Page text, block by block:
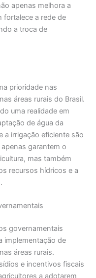
apenas melhora a
fortalece a rede de
a troca de
prioridade nas
áreas rurais do Brasil.
uma realidade em
de água da
a irrigação eficiente são
garantem o
mas também
recursos hídricos e a
governamentais
implementação de
áreas rurais.
e incentivos fiscais
a adotarem